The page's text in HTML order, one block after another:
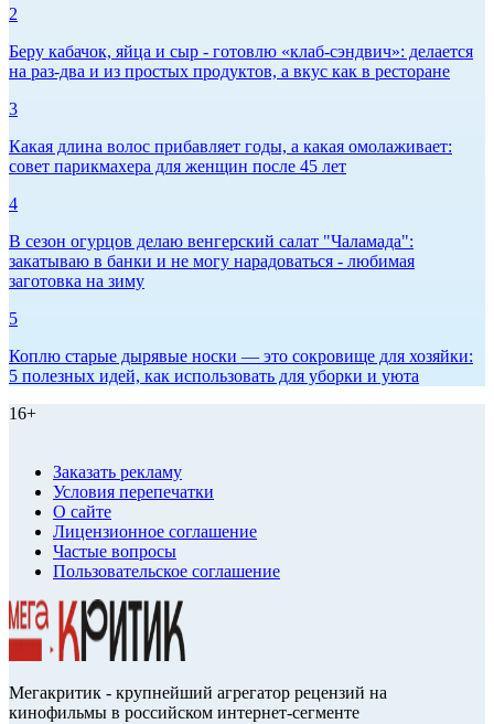
2
Беру кабачок, яйца и сыр - готовлю «клаб-сэндвич»: делается
на раз-два и из простых продуктов, а вкус как в ресторане
3
Какая длина волос прибавляет годы, а какая омолаживает:
совет парикмахера для женщин после 45 лет
4
В сезон огурцов делаю венгерский салат "Чаламада":
закатываю в банки и не могу нарадоваться - любимая
заготовка на зиму
5
Коплю старые дырявые носки — это сокровище для хозяйки:
5 полезных идей, как использовать для уборки и уюта
16+
Заказать рекламу
Условия перепечатки
О сайте
Лицензионное соглашение
Частые вопросы
Пользовательское соглашение
Мегакритик - крупнейший агрегатор рецензий на
кинофильмы в российском интернет-сегменте